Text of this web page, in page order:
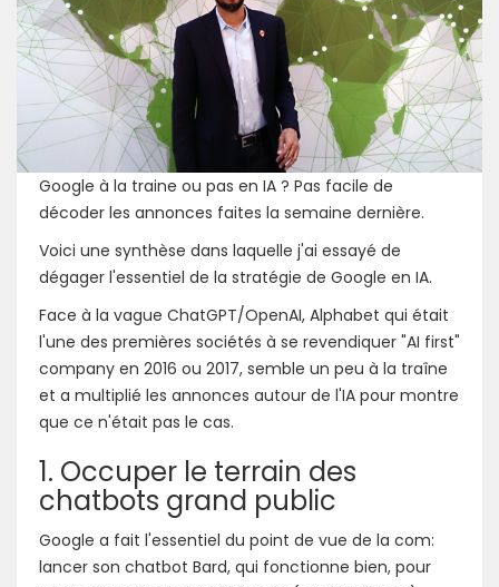
Google à la traine ou pas en IA ? Pas facile de
décoder les annonces faites la semaine dernière.
Voici une synthèse dans laquelle j'ai essayé de
dégager l'essentiel de la stratégie de Google en IA.
Face à la vague ChatGPT/OpenAI, Alphabet qui était
l'une des premières sociétés à se revendiquer "AI first"
company en 2016 ou 2017, semble un peu à la traîne
et a multiplié les annonces autour de l'IA pour montre
que ce n'était pas le cas.
1. Occuper le terrain des
chatbots grand public
Google a fait l'essentiel du point de vue de la com:
lancer son chatbot Bard, qui fonctionne bien, pour